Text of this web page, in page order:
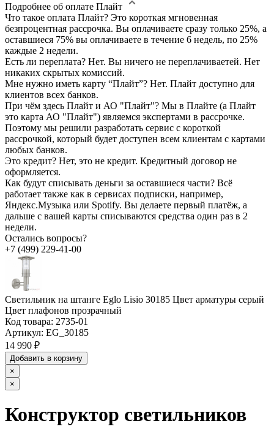
Подробнее об оплате Плайт
Что такое оплата Плайт? Это короткая мгновенная
безпроцентная рассрочка. Вы оплачиваете сразу только 25%, а
оставшиеся 75% вы оплачиваете в течение 6 недель, по 25%
каждые 2 недели.
Есть ли переплата? Нет. Вы ничего не переплачиваетей. Нет
никаких скрытых комиссий.
Мне нужно иметь карту “Плайт”? Нет. Плайт доступно для
клиентов всех банков.
При чём здесь Плайт и АО "Плайт"? Мы в Плайте (а Плайт
это карта АО "Плайт") являемся экспертами в рассрочке.
Поэтому мы решили разработать сервис с короткой
рассрочкой, который будет доступен всем клиентам с картами
любых банков.
Это кредит? Нет, это не кредит. Кредитный договор не
оформляется.
Как будут списывать деньги за оставшиеся части? Всё
работает также как в сервисах подписки, например,
Яндекс.Музыка или Spotify. Вы делаете первый платёж, а
дальше с вашей карты списываются средства один раз в 2
недели.
Остались вопросы?
+7 (499) 229-41-00
Светильник на штанге Eglo Lisio 30185 Цвет арматуры серый
Цвет плафонов прозрачный
Код товара: 2735-01
Артикул: EG_30185
14 990 ₽
Добавить в корзину
×
×
Конструктор светильников